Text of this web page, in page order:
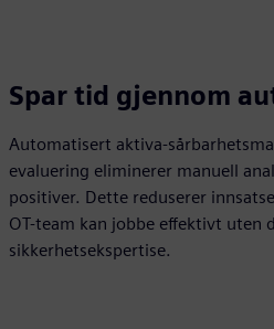
Spar tid gjennom
Automatisert aktiva-
evaluering eliminerer manuell
positiver. Dette reduserer
OT-team kan jobbe effektivt uten
sikkerhetsekspertise.